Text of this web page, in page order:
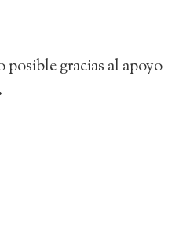
gracias al apoyo
.